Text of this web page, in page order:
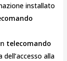
installato
telecomando
alla